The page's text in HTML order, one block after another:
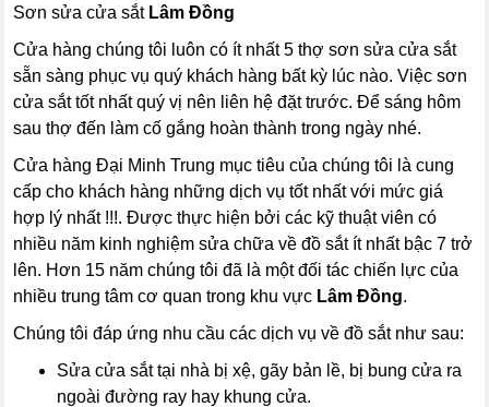
Sơn sửa cửa sắt Lâm Đồng
Cửa hàng chúng tôi luôn có ít nhất 5 thợ sơn sửa cửa sắt
sẵn sàng phục vụ quý khách hàng bất kỳ lúc nào. Việc sơn
cửa sắt tốt nhất quý vị nên liên hệ đặt trước. Để sáng hôm
sau thợ đến làm cố gắng hoàn thành trong ngày nhé.
Cửa hàng Đại Minh Trung mục tiêu của chúng tôi là cung
cấp cho khách hàng những dịch vụ tốt nhất với mức giá
hợp lý nhất !!!. Được thực hiện bởi các kỹ thuật viên có
nhiều năm kinh nghiệm sửa chữa về đồ sắt ít nhất bậc 7 trở
lên. Hơn 15 năm chúng tôi đã là một đối tác chiến lực của
nhiều trung tâm cơ quan trong khu vực Lâm Đồng.
Chúng tôi đáp ứng nhu cầu các dịch vụ về đồ sắt như sau:
Sửa cửa sắt tại nhà bị xệ, gãy bản lề, bị bung cửa ra
ngoài đường ray hay khung cửa.